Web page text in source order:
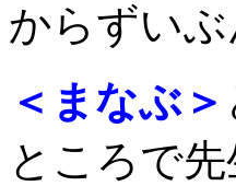
からずい
＜まなぶ＞
ところで